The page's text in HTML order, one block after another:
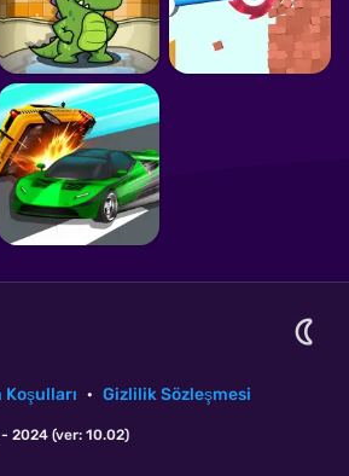
Koşulları · Gizlilik Sözleşmesi
2024 (ver: 10.02)